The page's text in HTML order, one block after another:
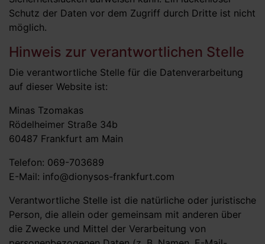
Schutz der Daten vor dem Zugriff durch Dritte ist nicht
möglich.
Hinweis zur verantwortlichen Stelle
Die verantwortliche Stelle für die Datenverarbeitung
auf dieser Website ist:
Minas Tzomakas
Rödelheimer Straße 34b
60487 Frankfurt am Main
Telefon: 069-703689
E-Mail: info@dionysos-frankfurt.com
Verantwortliche Stelle ist die natürliche oder juristische
Person, die allein oder gemeinsam mit anderen über
die Zwecke und Mittel der Verarbeitung von